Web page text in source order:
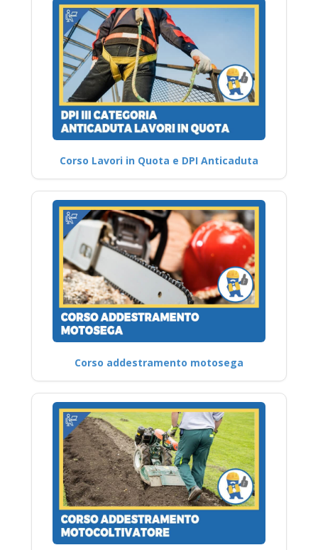
Corso Lavori in Quota e DPI Anticaduta
Corso addestramento motosega